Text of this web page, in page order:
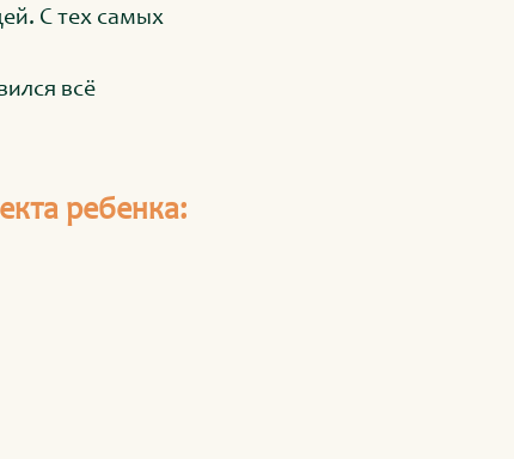
С тех самых
всё
ребенка: